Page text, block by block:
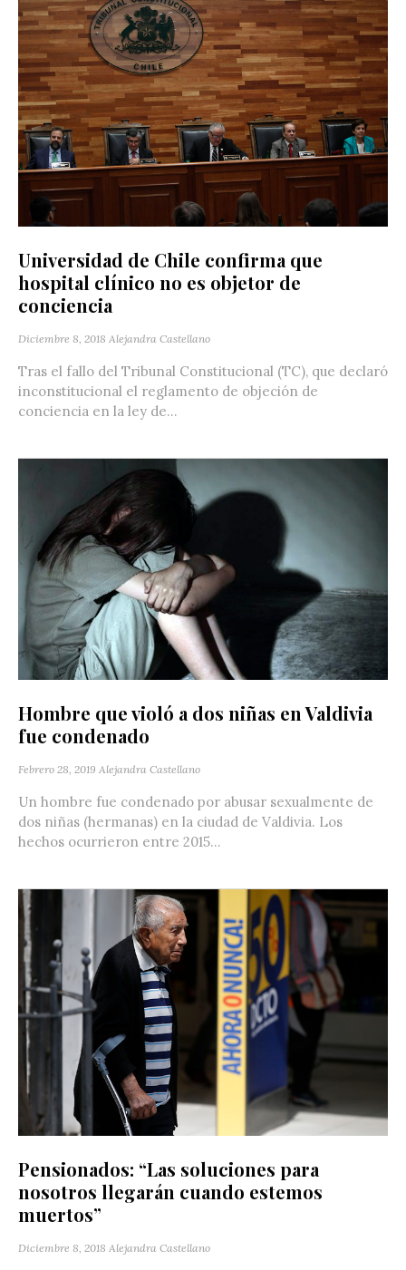
Universidad de Chile confirma que
hospital clínico no es objetor de
conciencia
Diciembre 8, 2018 Alejandra Castellano
Tras el fallo del Tribunal Constitucional (TC), que declaró
inconstitucional el reglamento de objeción de
conciencia en la ley de...
Hombre que violó a dos niñas en Valdivia
fue condenado
Febrero 28, 2019 Alejandra Castellano
Un hombre fue condenado por abusar sexualmente de
dos niñas (hermanas) en la ciudad de Valdivia. Los
hechos ocurrieron entre 2015...
Pensionados: “Las soluciones para
nosotros llegarán cuando estemos
muertos”
Diciembre 8, 2018 Alejandra Castellano